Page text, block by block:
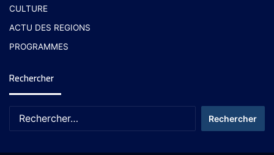
CULTURE
ACTU DES REGIONS
PROGRAMMES
Rechercher